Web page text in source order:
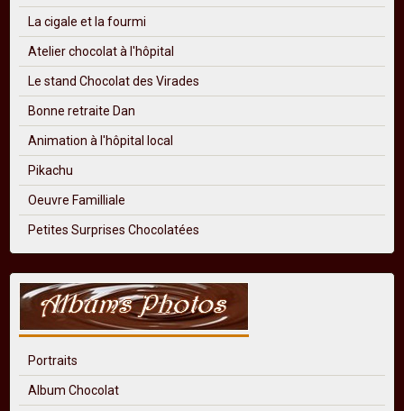
La cigale et la fourmi
Atelier chocolat à l'hôpital
Le stand Chocolat des Virades
Bonne retraite Dan
Animation à l'hôpital local
Pikachu
Oeuvre Familliale
Petites Surprises Chocolatées
Portraits
Album Chocolat